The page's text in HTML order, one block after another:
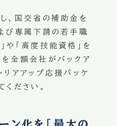
、国交省の補助金を
び専属下請の若手職
や「高度技能資格」を
全額会社がバックア
リアアップ応援パッケ
ください。